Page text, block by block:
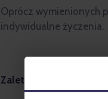
Oprócz wymienionych
indywidualne życzenia.
Zalety Grandhotelu